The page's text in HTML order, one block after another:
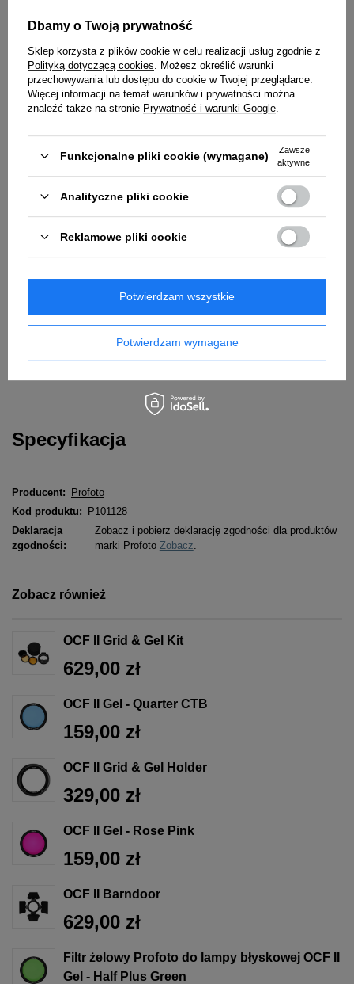
barwnymi OCF II, montując go na filtrze lub na
plastrze miodu OCF II.
Cechy produktu:
Łatwy montaż na wszystkich lampach
zewnętrznych Profoto OCF.
Miękka składana konstrukcja ułatwiająca
transport i przechowywanie.
Zwęża światło do idealnego okrągłego
Tworzy idealny okrągły kształt światła.
Kod produktu: 101128
Zobacz produkt w użyciu
Specyfikacja
Producent: Profoto
Kod produktu: P101128
Deklaracja
zgodności:
Zobacz i pobierz deklarację zgodności dla produktów
marki Profoto Zobacz
Zobacz również
OCF II Grid & Gel Kit
629,00 zł
OCF II Gel - Quarter CTB
159,00 zł
OCF II Grid & Gel Holder
329,00 zł
OCF II Gel - Rose Pink
159,00 zł
OCF II Barndoor
629,00 zł
Filtr żelowy Profoto do lampy błyskowej OCF II
Gel - Half Plus Green
Dbamy o Twoją prywatność
Sklep korzysta z plików cookie w celu realizacji usług zgodnie z
Polityką dotyczącą cookies . Możesz określić warunki
przechowywania lub dostępu do cookie w Twojej przeglądarce.
Więcej informacji na temat warunków i prywatności można
znaleźć także na stronie Prywatność i warunki Google
Funkcjonalne pliki cookie (wymagane)
Zawsze
aktywne
Analityczne pliki cookie
Reklamowe pliki cookie
Potwierdzam wymagane
Potwierdzam wszystkie